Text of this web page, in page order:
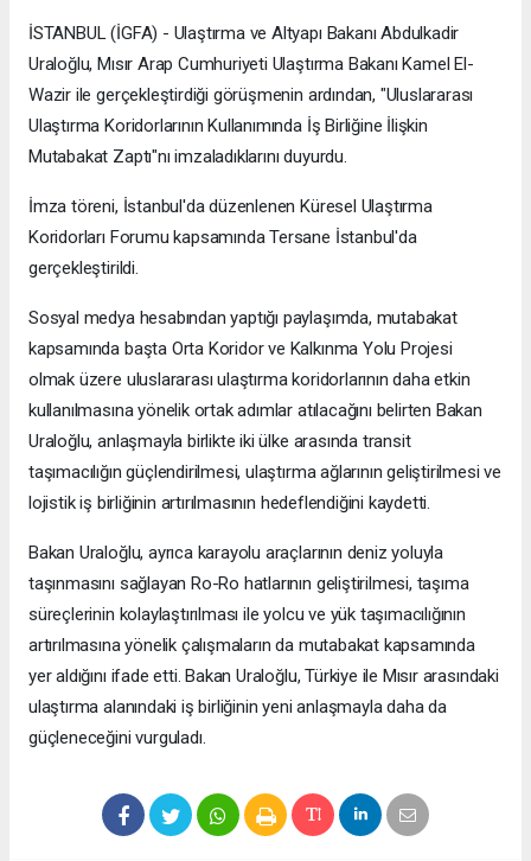
İSTANBUL (İGFA) - Ulaştırma ve Altyapı Bakanı Abdulkadir
Uraloğlu, Mısır Arap Cumhuriyeti Ulaştırma Bakanı Kamel El-
Wazir ile gerçekleştirdiği görüşmenin ardından, "Uluslararası
Ulaştırma Koridorlarının Kullanımında İş Birliğine İlişkin
Mutabakat Zaptı"nı imzaladıklarını duyurdu.
İmza töreni, İstanbul'da düzenlenen Küresel Ulaştırma
Koridorları Forumu kapsamında Tersane İstanbul'da
gerçekleştirildi.
Sosyal medya hesabından yaptığı paylaşımda, mutabakat
kapsamında başta Orta Koridor ve Kalkınma Yolu Projesi
olmak üzere uluslararası ulaştırma koridorlarının daha etkin
kullanılmasına yönelik ortak adımlar atılacağını belirten Bakan
Uraloğlu, anlaşmayla birlikte iki ülke arasında transit
taşımacılığın güçlendirilmesi, ulaştırma ağlarının geliştirilmesi ve
lojistik iş birliğinin artırılmasının hedeflendiğini kaydetti.
Bakan Uraloğlu, ayrıca karayolu araçlarının deniz yoluyla
taşınmasını sağlayan Ro-Ro hatlarının geliştirilmesi, taşıma
süreçlerinin kolaylaştırılması ile yolcu ve yük taşımacılığının
artırılmasına yönelik çalışmaların da mutabakat kapsamında
yer aldığını ifade etti. Bakan Uraloğlu, Türkiye ile Mısır arasındaki
ulaştırma alanındaki iş birliğinin yeni anlaşmayla daha da
güçleneceğini vurguladı.